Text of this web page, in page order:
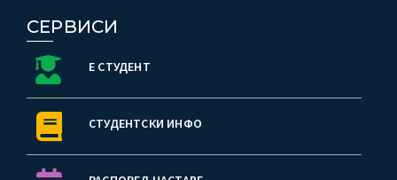
СЕРВИСИ
Е СТУДЕНТ
СТУДЕНТСКИ ИНФО